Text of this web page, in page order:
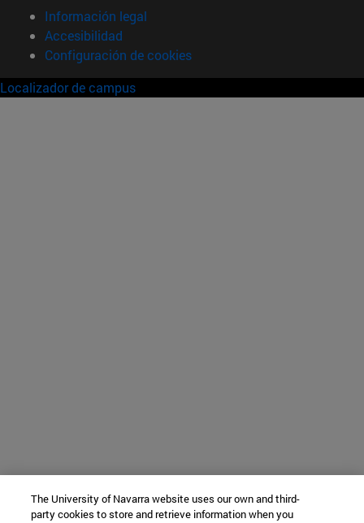
Información legal
Accesibilidad
Configuración de cookies
Localizador de campus
The University of Navarra website uses our own and third-
party cookies to store and retrieve information when you